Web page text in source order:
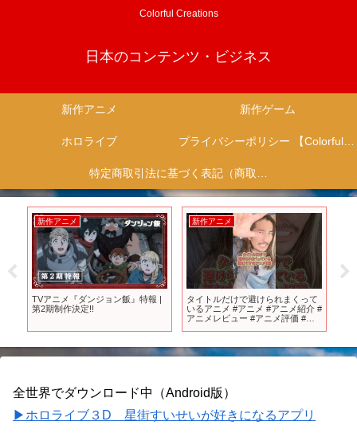
Colorful Creations
日本のコンテンツ・ビジネス
新作アニメ 新作ゲーム
ホロライブ プライバシーポリシー 【Colorful Creation】
特定商取引法に基づく表記（商取引に関する開示）
新作アニメ
TVアニメ『ダンジョン飯』特報 |
第2期制作決定!!
新作アニメ
タイトルだけで避けられまくって
いるアニメ #アニメ #アニメ紹介 #
アニメレビュー #アニメ評価 #新
#shorts #社長
全世界でダウンロード中（Android版）
▶ホロライブ３D 星街すいせいが好きになるアプリ